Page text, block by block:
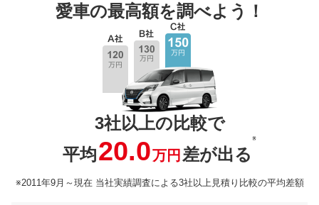
愛車の最高額を調べよう！
3社以上の比較で
平均20.0万円 差が出る
※
※2011年9月～現在 当社実績調査による3社以上見積り比較の平均差額